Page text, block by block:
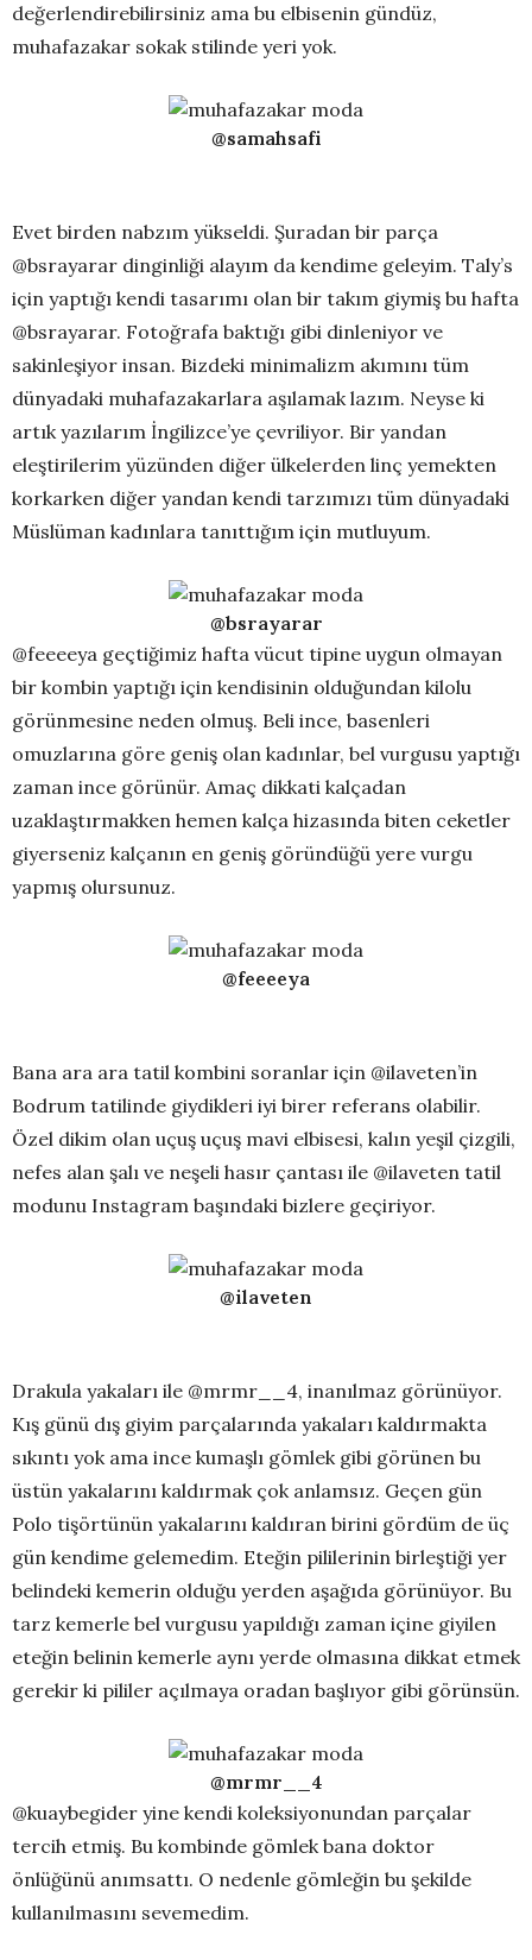
değerlendirebilirsiniz ama bu elbisenin gündüz,
muhafazakar sokak stilinde yeri yok.
@samahsafi
Evet birden nabzım yükseldi. Şuradan bir parça
@bsrayarar dinginliği alayım da kendime geleyim. Taly’s
için yaptığı kendi tasarımı olan bir takım giymiş bu hafta
@bsrayarar. Fotoğrafa baktığı gibi dinleniyor ve
sakinleşiyor insan. Bizdeki minimalizm akımını tüm
dünyadaki muhafazakarlara aşılamak lazım. Neyse ki
artık yazılarım İngilizce’ye çevriliyor. Bir yandan
eleştirilerim yüzünden diğer ülkelerden linç yemekten
korkarken diğer yandan kendi tarzımızı tüm dünyadaki
Müslüman kadınlara tanıttığım için mutluyum.
@bsrayarar
@feeeeya geçtiğimiz hafta vücut tipine uygun olmayan
bir kombin yaptığı için kendisinin olduğundan kilolu
görünmesine neden olmuş. Beli ince, basenleri
omuzlarına göre geniş olan kadınlar, bel vurgusu yaptığı
zaman ince görünür. Amaç dikkati kalçadan
uzaklaştırmakken hemen kalça hizasında biten ceketler
giyerseniz kalçanın en geniş göründüğü yere vurgu
yapmış olursunuz.
@feeeeya
Bana ara ara tatil kombini soranlar için @ilaveten’in
Bodrum tatilinde giydikleri iyi birer referans olabilir.
Özel dikim olan uçuş uçuş mavi elbisesi, kalın yeşil çizgili,
nefes alan şalı ve neşeli hasır çantası ile @ilaveten tatil
modunu Instagram başındaki bizlere geçiriyor.
@ilaveten
Drakula yakaları ile @mrmr__4, inanılmaz görünüyor.
Kış günü dış giyim parçalarında yakaları kaldırmakta
sıkıntı yok ama ince kumaşlı gömlek gibi görünen bu
üstün yakalarını kaldırmak çok anlamsız. Geçen gün
Polo tişörtünün yakalarını kaldıran birini gördüm de üç
gün kendime gelemedim. Eteğin pililerinin birleştiği yer
belindeki kemerin olduğu yerden aşağıda görünüyor. Bu
tarz kemerle bel vurgusu yapıldığı zaman içine giyilen
eteğin belinin kemerle aynı yerde olmasına dikkat etmek
gerekir ki pililer açılmaya oradan başlıyor gibi görünsün.
@mrmr__4
@kuaybegider yine kendi koleksiyonundan parçalar
tercih etmiş. Bu kombinde gömlek bana doktor
önlüğünü anımsattı. O nedenle gömleğin bu şekilde
kullanılmasını sevemedim.